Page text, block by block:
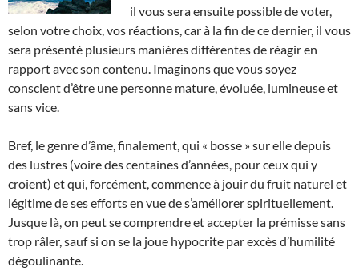
il vous sera ensuite possible de voter,
selon votre choix, vos réactions, car à la fin de ce dernier, il vous
sera présenté plusieurs manières différentes de réagir en
rapport avec son contenu. Imaginons que vous soyez
conscient d’être une personne mature, évoluée, lumineuse et
sans vice.
Bref, le genre d’âme, finalement, qui « bosse » sur elle depuis
des lustres (voire des centaines d’années, pour ceux qui y
croient) et qui, forcément, commence à jouir du fruit naturel et
légitime de ses efforts en vue de s’améliorer spirituellement.
Jusque là, on peut se comprendre et accepter la prémisse sans
trop râler, sauf si on se la joue hypocrite par excès d’humilité
dégoulinante.